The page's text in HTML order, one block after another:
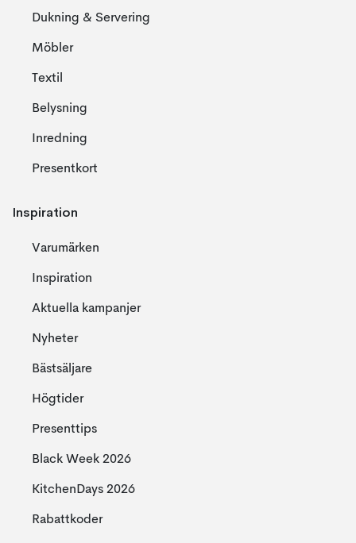
Dukning & Servering
Möbler
Textil
Belysning
Inredning
Presentkort
Inspiration
Varumärken
Inspiration
Aktuella kampanjer
Nyheter
Bästsäljare
Högtider
Presenttips
Black Week 2026
KitchenDays 2026
Rabattkoder